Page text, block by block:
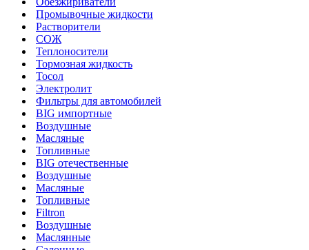
Промывочные жидкости
Растворители
СОЖ
Теплоносители
Тормозная жидкость
Тосол
Электролит
Фильтры для автомобилей
BIG импортные
Воздушные
Масляные
Топливные
BIG отечественные
Воздушные
Масляные
Топливные
Filtron
Воздушные
Маслянные